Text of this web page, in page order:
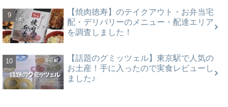
【焼肉徳寿】のテイクアウト・お弁当宅
配・デリバリーのメニュー・配達エリア
を調査しました！
【話題のグミッツェル】東京駅で人気の
お土産！手に入ったので実食レビューし
ました♪